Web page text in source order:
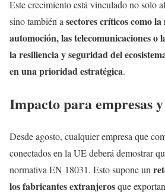
Este crecimiento está vinculado no solo
sino también asectores críticos como
automoción, las telecomunicaciones o
la resiliencia y seguridad del
en una prioridad estratégica.
Impacto para empresas
Desde agosto, cualquier empresa que
conectados en la UE deberá demostrar
normativa EN 18031. Esto supone un
los fabricantes extranjerosque